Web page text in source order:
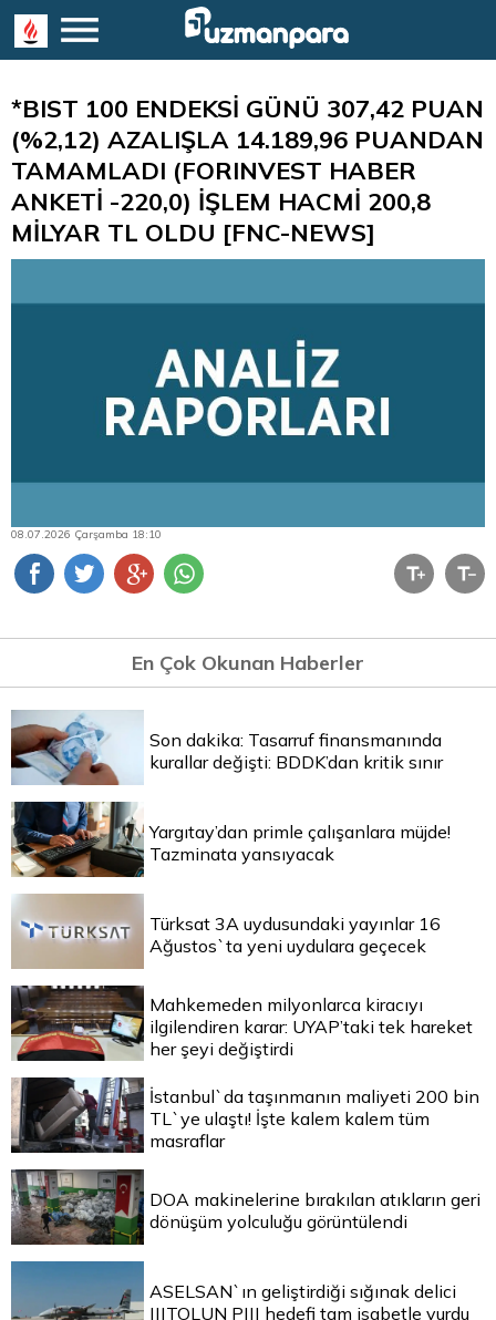
*BIST 100 ENDEKSİ GÜNÜ 307,42 PUAN
(%2,12) AZALIŞLA 14.189,96 PUANDAN
TAMAMLADI (FORINVEST HABER
ANKETİ -220,0) İŞLEM HACMİ 200,8
MİLYAR TL OLDU [FNC-NEWS]
08.07.2026 Çarşamba 18:10
En Çok Okunan Haberler
Son dakika: Tasarruf finansmanında
kurallar değişti: BDDK’dan kritik sınır
Yargıtay’dan primle çalışanlara müjde!
Tazminata yansıyacak
Türksat 3A uydusundaki yayınlar 16
Ağustos`ta yeni uydulara geçecek
Mahkemeden milyonlarca kiracıyı
ilgilendiren karar: UYAP’taki tek hareket
her şeyi değiştirdi
İstanbul`da taşınmanın maliyeti 200 bin
TL`ye ulaştı! İşte kalem kalem tüm
masraflar
DOA makinelerine bırakılan atıkların geri
dönüşüm yolculuğu görüntülendi
ASELSAN`ın geliştirdiği sığınak delici
|||TOLUN P||| hedefi tam isabetle vurdu